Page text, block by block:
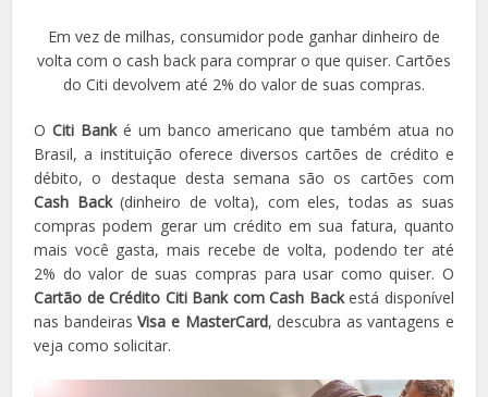
Em vez de milhas, consumidor pode ganhar dinheiro de
volta com o cash back para comprar o que quiser. Cartões
do Citi devolvem até 2% do valor de suas compras.
OCiti Banké um banco americano que também atua no
Brasil, a instituição oferece diversos cartões de crédito e
débito, o destaque desta semana são os cartões com
Cash Back(dinheiro de volta), com eles, todas as suas
compras podem gerar um crédito em sua fatura, quanto
mais você gasta, mais recebe de volta, podendo ter até
2% do valor de suas compras para usar como quiser. O
Cartão de Crédito Citi Bank com Cash Backestá disponível
nas bandeirasVisa e MasterCard, descubra as vantagens e
veja como solicitar.